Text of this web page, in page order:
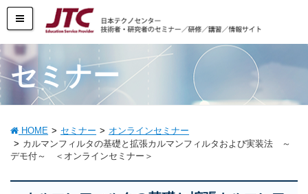
セミナー
HOME セミナー
オンラインセミナー
カルマンフィルタの基礎と拡張カルマンフィルタおよび実装法 ～
デモ付～ ＜オンラインセミナー＞